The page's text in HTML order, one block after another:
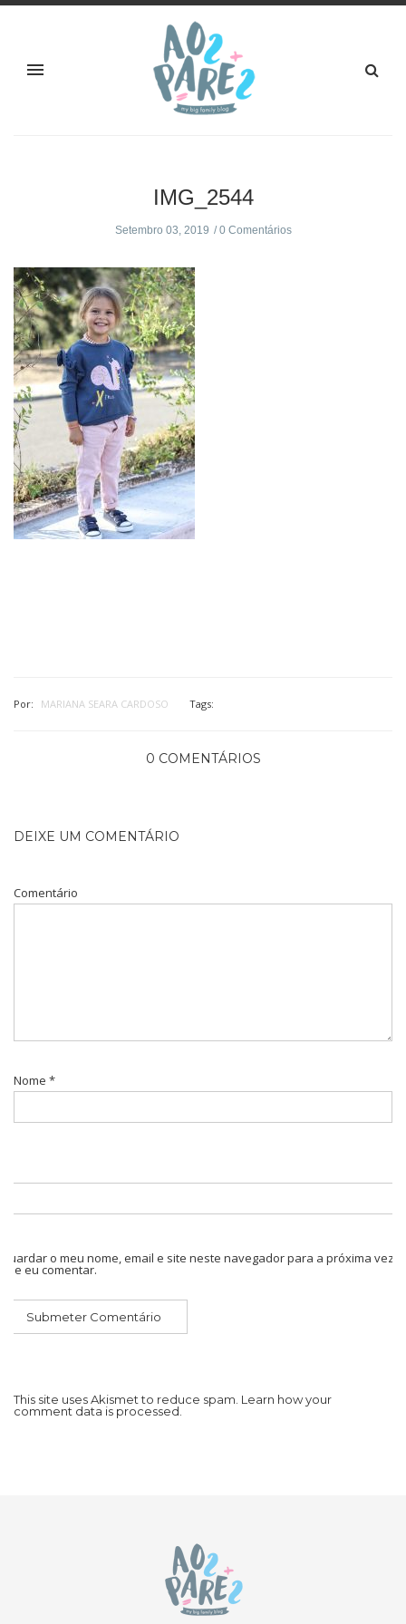
IMG_2544
Setembro 03, 2019 0 Comentários
Por: MARIANA SEARA CARDOSO Tags:
0 COMENTÁRIOS
DEIXE UM COMENTÁRIO
Comentário
Nome *
Guardar o meu nome, email e site neste navegador para a próxima vez
que eu comentar.
This site uses Akismet to reduce spam. Learn how your
comment data is processed.